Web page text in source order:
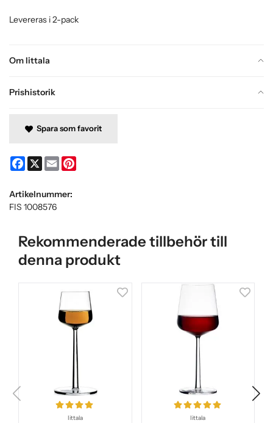
Om Iittala
Prishistorik
Levereras i 2-pack
Spara som favorit
Facebook
X Email
Artikelnummer:
FIS 1008576
Rekommenderade tillbehör till
denna produkt
Iittala Iittala